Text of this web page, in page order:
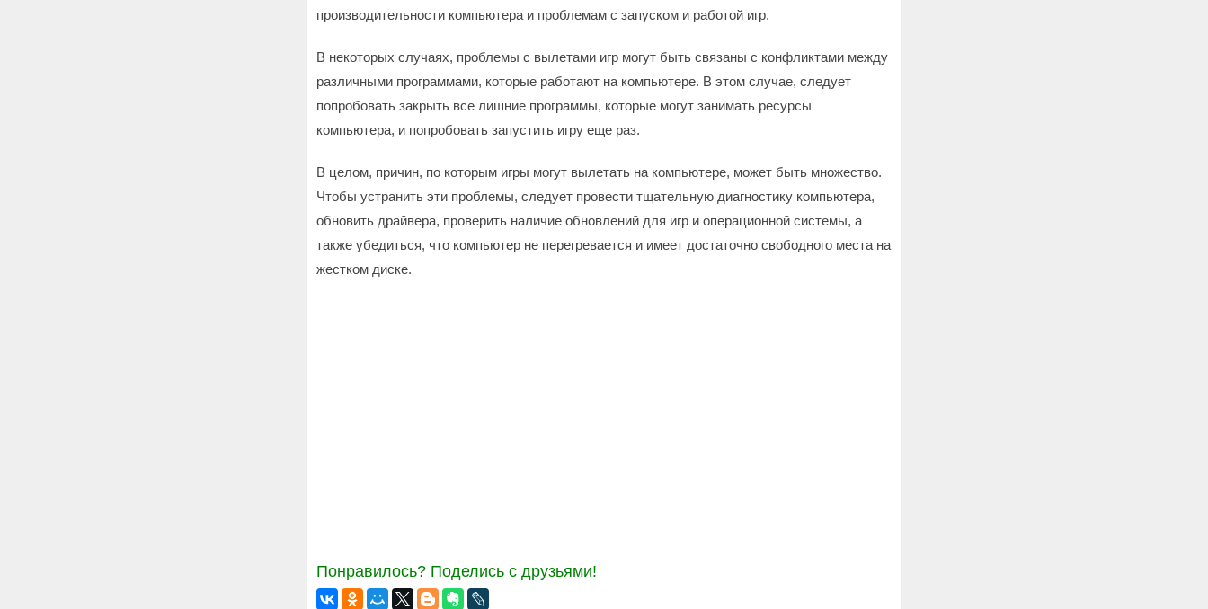
производительности компьютера и проблемам с запуском и работой игр.
В некоторых случаях, проблемы с вылетами игр могут быть связаны с конфликтами между
различными программами, которые работают на компьютере. В этом случае, следует
попробовать закрыть все лишние программы, которые могут занимать ресурсы
компьютера, и попробовать запустить игру еще раз.
В целом, причин, по которым игры могут вылетать на компьютере, может быть множество.
Чтобы устранить эти проблемы, следует провести тщательную диагностику компьютера,
обновить драйвера, проверить наличие обновлений для игр и операционной системы, а
также убедиться, что компьютер не перегревается и имеет достаточно свободного места на
жестком диске.
Понравилось? Поделись с друзьями!